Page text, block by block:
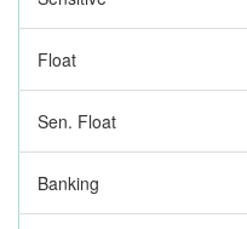
Float
Sen. Float
Banking